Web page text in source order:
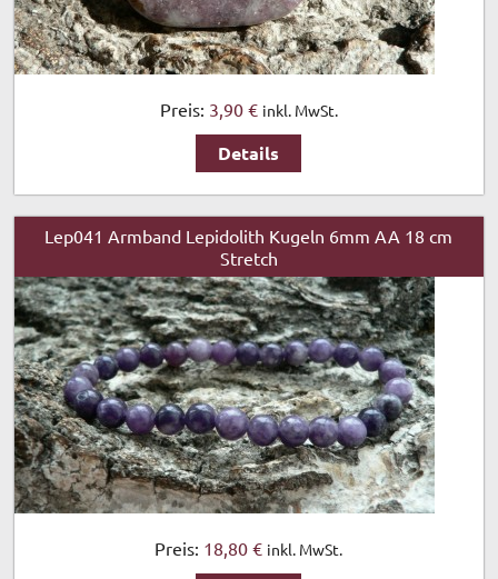
Preis: 3,90 € inkl. MwSt.
Details
Lep041 Armband Lepidolith Kugeln 6mm AA 18 cm
Stretch
Preis: 18,80 € inkl. MwSt.